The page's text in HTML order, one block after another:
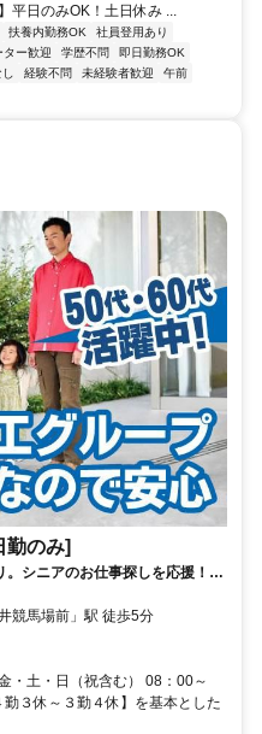
平日のみOK！土日休み ...
扶養内勤務OK
社員登用あり
ター歓迎 学歴不問
即日勤務OK
経験不問 未経験者歓迎
午前
勤のみ]
シニアのお仕事探しを応援！50
競馬場前」駅 徒歩5分
・土・日（祝含む） 08：00～
３休～３勤４休】を基本とした